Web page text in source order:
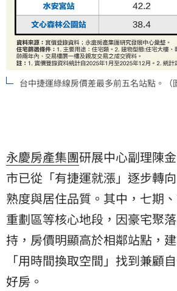
台中捷運綠線房價差最多前五名站點。（
永慶房產集團研展中心副理陳
市已從「有捷運就漲」逐步轉
熟度與居住品質。其中，七期
重劃區等核心地段，因豪宅聚
持，房價明顯高於相鄰站點，
「用時間換取空間」找到兼顧
好房。